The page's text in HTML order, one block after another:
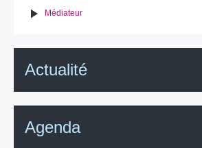
Médiateur
Actualité
Agenda